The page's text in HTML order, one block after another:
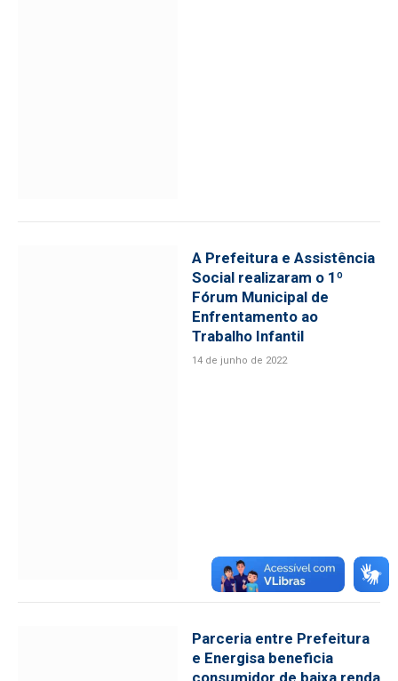
A Prefeitura e Assistência
Social realizaram o 1º
Fórum Municipal de
Enfrentamento ao
Trabalho Infantil
14 de junho de 2022
Parceria entre Prefeitura
e Energisa beneficia
consumidor de baixa renda